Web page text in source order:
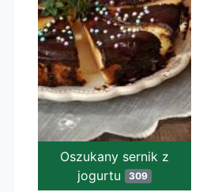
Oszukany sernik z
jogurtu 309